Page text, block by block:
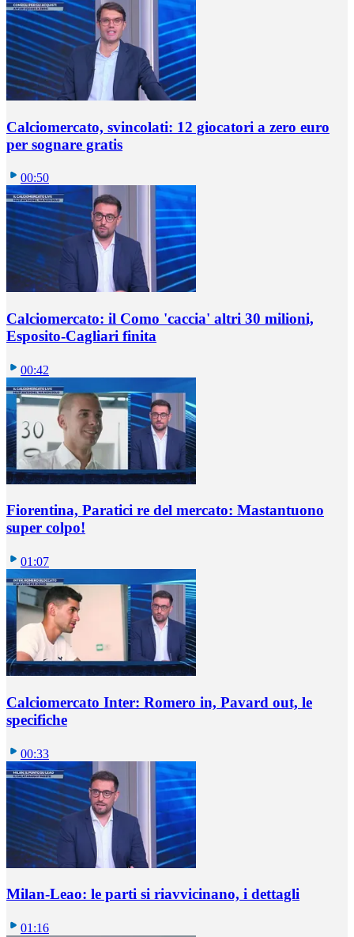
Calciomercato, svincolati: 12 giocatori a zero euro
per sognare gratis
00:50
Calciomercato: il Como 'caccia' altri 30 milioni,
Esposito-Cagliari finita
00:42
Fiorentina, Paratici re del mercato: Mastantuono
super colpo!
01:07
Calciomercato Inter: Romero in, Pavard out, le
specifiche
00:33
Milan-Leao: le parti si riavvicinano, i dettagli
01:16